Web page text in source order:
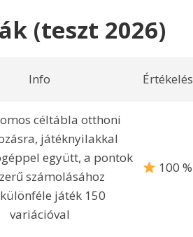
(teszt 2026)
Info Értékelés
céltábla otthoni
játéknyilakkal
együtt, a pontok
számolásához
játék 150
variációval
100 %